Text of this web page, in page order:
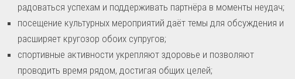
радоваться успехам и поддерживать партнёра в моменты неудач;
посещение культурных мероприятий даёт темы для обсуждения и
расширяет кругозор обоих супругов;
спортивные активности укрепляют здоровье и позволяют
проводить время рядом, достигая общих целей;